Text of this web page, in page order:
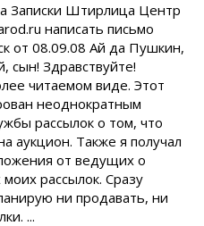
Записки Штирлица Центр
написать письмо
от 08.09.08 Ай да Пушкин,
сын! Здравствуйте!
читаемом виде. Этот
неоднократным
рассылок о том, что
аукцион. Также я получал
от ведущих о
рассылок. Сразу
ни продавать, ни
...